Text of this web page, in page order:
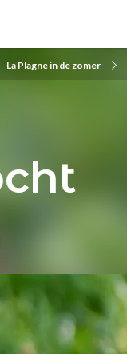
La Plagne in de zomer